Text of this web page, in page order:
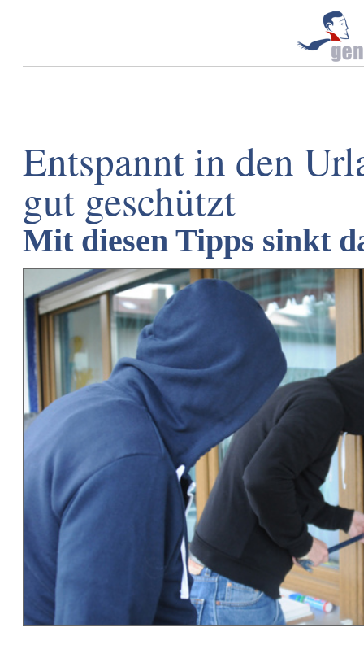
Entspannt in den
gut geschützt
Mit diesen Tipps sinkt